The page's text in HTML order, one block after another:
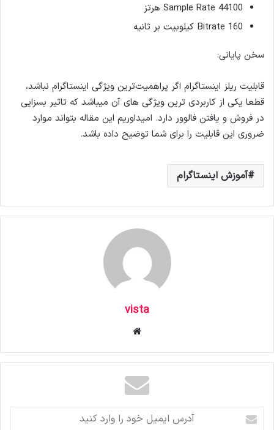
Sample Rate 44100 هرتز
Bitrate 160 کیلوبیت بر ثانیه
سخن پایانی:
قابلیت ریلز اینستاگرام اگر پراهمیت‌ترین ویژگی اینستاگرام نباشد،
قطعا یکی از کاربردی ترین ویژگی های آن میباشد که تاثیر بسزایی
در فروش و یافتن فالوور دارد. امیداوریم این مقاله بتواند موارد
ضروری این قابلیت را برای شما توضیح داده باشد.
آموزش اینستاگرام
vista
ایمیل